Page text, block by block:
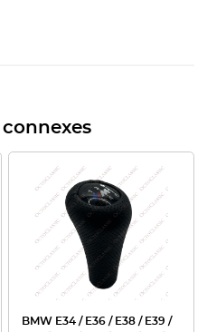
BMW E34 / E36 / E38 / E39 /